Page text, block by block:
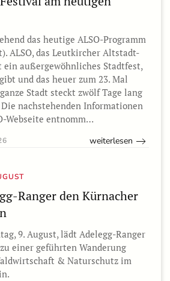
das heutige ALSO-Programm
ALSO, das Leutkircher Altstadt-
ein außergewöhnliches Stadtfest,
und das heuer zum 23. Mal
Stadt steckt zwölf Tage lang
nachstehenden Informationen
Webseite entnomm…
weiterlesen
Ranger den Kürnacher
9. August, lädt Adelegg-Ranger
einer geführten Wanderung
& Naturschutz im